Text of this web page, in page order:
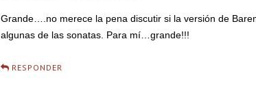
Grande….no merece la pena discutir si la versión de
algunas de las sonatas. Para mí…grande!!!
RESPONDER